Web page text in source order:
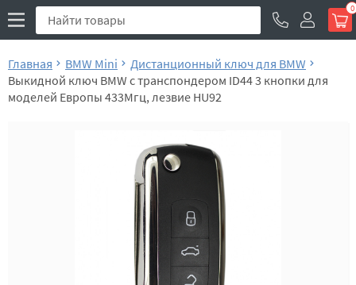
0
Главная BMW Mini
Дистанционный ключ для BMW
Выкидной ключ BMW с транспондером ID44 3 кнопки для
моделей Европы 433Мгц, лезвие HU92